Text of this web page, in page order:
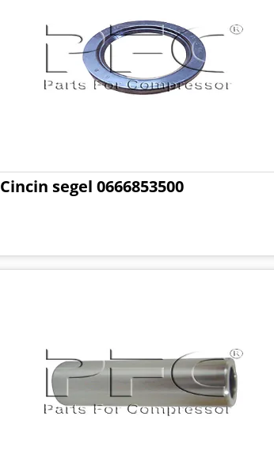
Cincin segel 0666853500